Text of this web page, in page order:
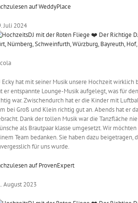
auf WeddyPlace
Juli 2024
Ecky hat mit seiner Musik unsere Hochzeit wirklich
er entspannte Lounge-Musik aufgelegt, was für
war. Zwischendurch hat er die Kinder mit
bei Groß und Klein richtig gut an. Abends hat er
Dank der tollen Musik war die Tanzfläche
als Brautpaar klasse umgesetzt. Wir
Team bedanken. Sie haben dazu beigetragen,
für uns wurde.
auf ProvenExpert
August 2023